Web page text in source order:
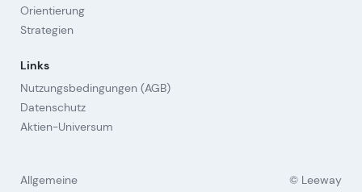
Orientierung
Strategien
Links
Nutzungsbedingungen (AGB)
Datenschutz
Aktien-Universum
Allgemeine © Leeway